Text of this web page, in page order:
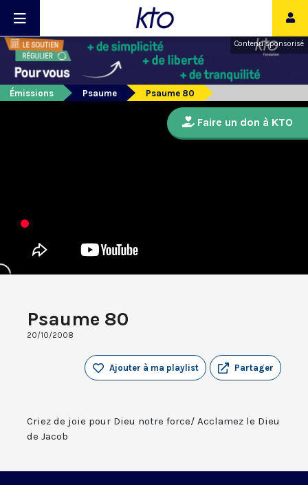
Contenu sponsorisé
Émissions Psaume Psaume 80
Psaume 80
20/10/2008
Partager
Ajouter à ma playlist
Criez de joie pour Dieu notre force/ Acclamez le Dieu
de Jacob
Faire un don à KTO